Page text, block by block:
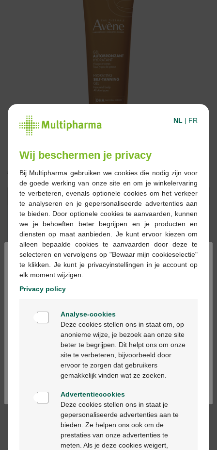
€ 22,90
Bestellen Reserveren
Op voorraad online
Ontvang een gratis XeraCalm Nutri reinigingsgel
100ml bij aankoop van 2 zonneproducten zolang
de voorraad strekt!
Max. aantal = 12
Op werkdagen vóór 12u besteld, volgende
werkdag geleverd
levering in je Multipharma apotheek
levering thuis vanaf €55
betalen
Klantendienstvia chat ofcontactformulier
Productbeschrijving
×
Bienvenue
Ga verder in het nederlands
Continuez en français
NL | FR
Wij beschermen je privacy
Bij Multipharma gebruiken we cookies die nodig zijn voor
de goede werking van onze site en om je winkelervaring
te verbeteren, evenals optionele cookies om het verkeer
te analyseren en je gepersonaliseerde advertenties aan
te bieden. Door optionele cookies te aanvaarden, kunnen
we je behoeften beter begrijpen en je producten en
diensten op maat aanbieden. Je kunt ervoor kiezen om
alleen bepaalde cookies te aanvaarden door deze te
selecteren en vervolgens op "Bewaar mijn cookieselectie"
te klikken. Je kunt je privacyinstellingen in je account op
elk moment wijzigen.
Privacy policy
Analyse-cookies
Deze cookies stellen ons in staat om, op
anonieme wijze, je bezoek aan onze site
beter te begrijpen. Dit helpt ons om onze
site te verbeteren, bijvoorbeeld door
ervoor te zorgen dat gebruikers
gemakkelijk vinden wat ze zoeken.
Advertentiecookies
Deze cookies stellen ons in staat je
gepersonaliseerde advertenties aan te
bieden. Ze helpen ons ook om de
prestaties van onze advertenties te
meten. Als je deze cookies weigert,